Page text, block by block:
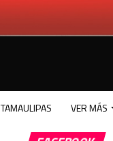
TAMAULIPAS VER MÁS